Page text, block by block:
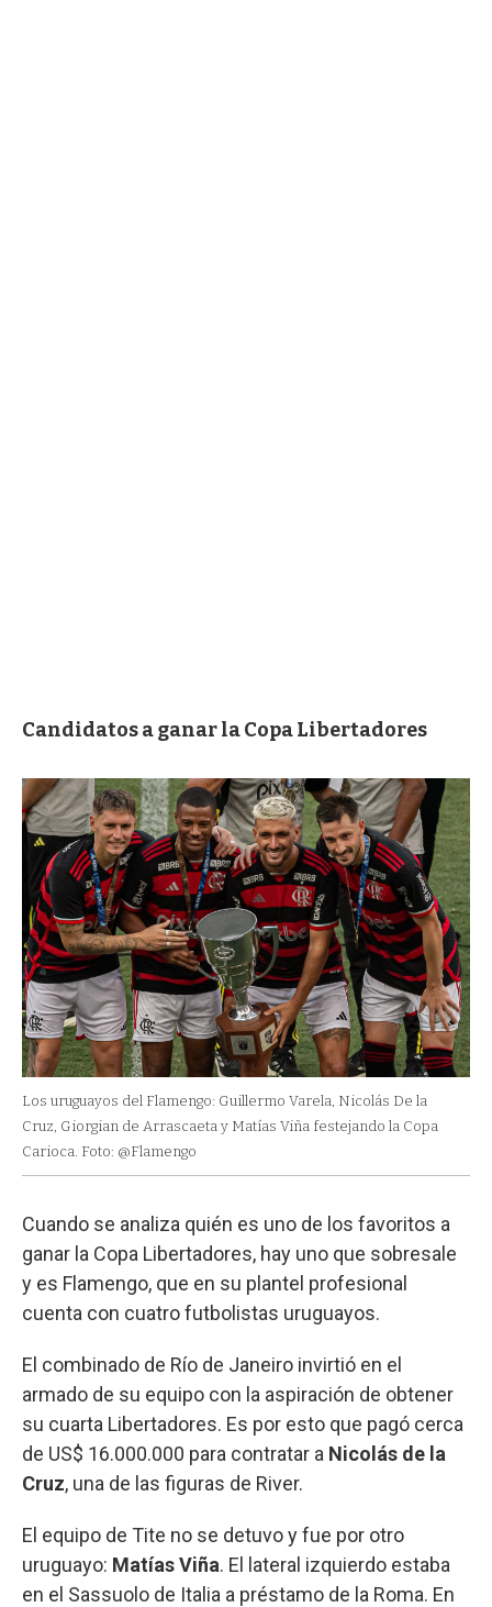
Candidatos a ganar la Copa Libertadores
Los uruguayos del Flamengo: Guillermo Varela, Nicolás De la
Cruz, Giorgian de Arrascaeta y Matías Viña festejando la Copa
Carioca. Foto: @Flamengo
Cuando se analiza quién es uno de los favoritos a
ganar la Copa Libertadores, hay uno que sobresale
y es Flamengo, que en su plantel profesional
cuenta con cuatro futbolistas uruguayos.
El combinado de Río de Janeiro invirtió en el
armado de su equipo con la aspiración de obtener
su cuarta Libertadores. Es por esto que pagó cerca
de US$ 16.000.000 para contratar a Nicolás de la
Cruz, una de las figuras de River.
El equipo de Tite no se detuvo y fue por otro
uruguayo: Matías Viña. El lateral izquierdo estaba
en el Sassuolo de Italia a préstamo de la Roma. En